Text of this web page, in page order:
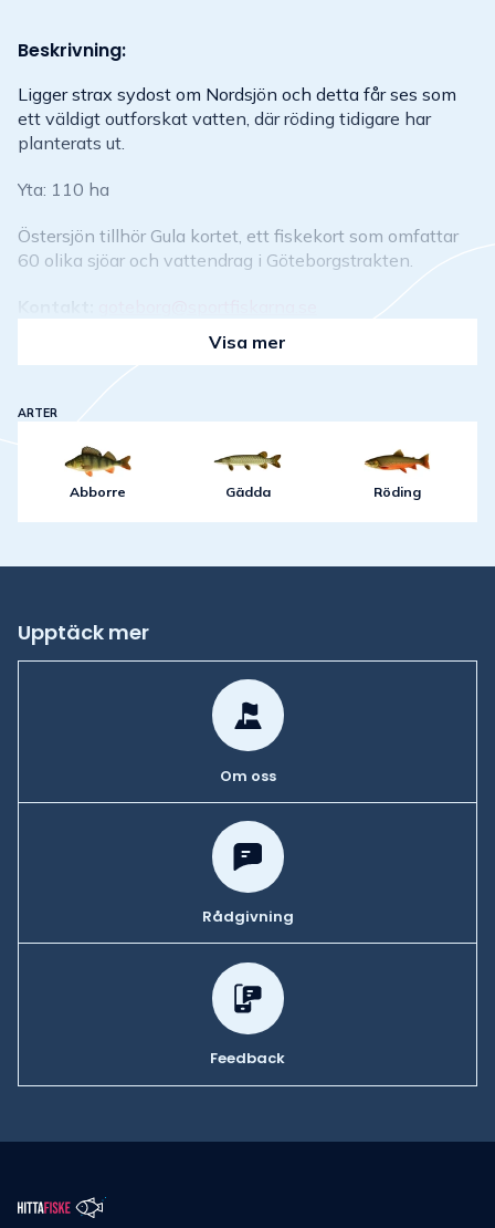
Beskrivning:
Ligger strax sydost om Nordsjön och detta får ses som
ett väldigt outforskat vatten, där röding tidigare har
planterats ut.
Yta: 110 ha
Östersjön tillhör Gula kortet, ett fiskekort som omfattar
60 olika sjöar och vattendrag i Göteborgstrakten.
Visa mer
ARTER
Abborre Gädda Röding
Upptäck mer
Om oss
Rådgivning
Feedback